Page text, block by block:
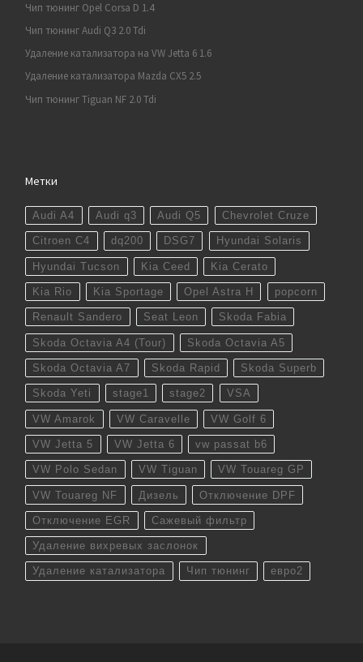
Чип тюнинг Opel Corsa D 1.4
Чип тюнинг Audi Q3 2.0 Tdi
Удаление катализатора на VW Jetta 6 1.6
Удаление катализатора Mazda CX5 2.5
Чип тюнинг Tiguan NF 2.0 Tdi
Метки
Audi A4 Audi q3 Audi Q5 Chevrolet Cruze
Citroen C4 dq200 DSG7 Hyundai Solaris
Hyundai Tucson Kia Ceed Kia Cerato
Kia Rio Kia Sportage Opel Astra H popcorn
Renault Sandero Seat Leon Skoda Fabia
Skoda Octavia A4 (Tour) Skoda Octavia A5
Skoda Octavia A7 Skoda Rapid Skoda Superb
Skoda Yeti stage1 stage2 VSA
VW Amarok VW Caravelle VW Golf 6
VW Jetta 5 VW Jetta 6 vw passat b6
VW Polo Sedan VW Tiguan VW Touareg GP
VW Touareg NF Дизель Отключение DPF
Отключение EGR Сажевый фильтр
Удаление вихревых заслонок
Удаление катализатора Чип тюнинг евро2